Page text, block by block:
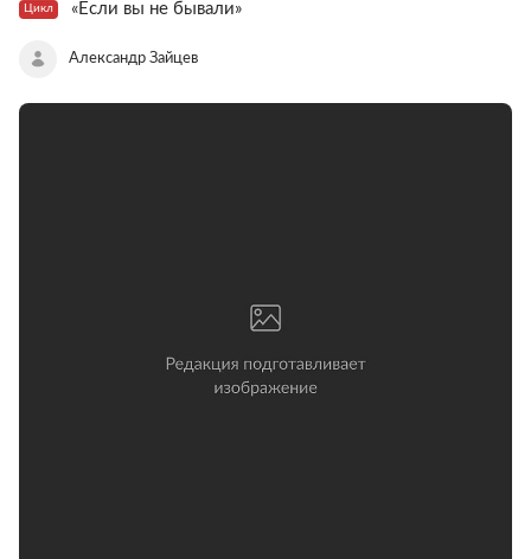
Цикл «Если вы не бывали»
Александр Зайцев